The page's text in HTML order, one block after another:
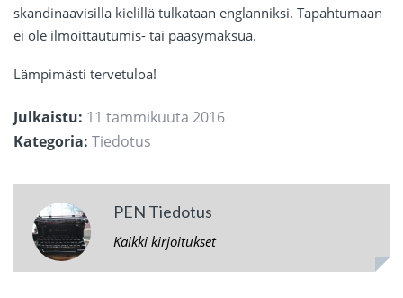
skandinaavisilla kielillä tulkataan englanniksi. Tapahtumaan
ei ole ilmoittautumis- tai pääsymaksua.
Lämpimästi tervetuloa!
Julkaistu: 11 tammikuuta 2016
Kategoria: Tiedotus
PEN Tiedotus
Kaikki kirjoitukset